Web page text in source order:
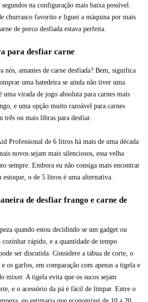
na configuração mais baixa possível.
churrasco favorito e liguei a máquina por mais
de porco desfiada estava perfeita.
para desfiar carne
nós, amantes de carne desfiada? Bem, significa
uma batedeira se ainda não tiver uma.
uma virada de jogo absoluta para carnes mais
e uma opção muito razoável para carnes
três ou mais libras para desfiar.
Professional de 6 litros há mais de uma década
novos sejam mais silenciosos, essa velha
sempre. Embora eu não consiga mais encontrar
o de 5 litros é uma alternativa.
de desfiar frango e carne de
quando estou decidindo se um gadget ou
rápido, e a quantidade de tempo
ser discutida. Considere a tábua de corte, o
os garfos, em comparação com apenas a tigela e
mixer. A tigela evita que os sucos sejam
e o acessório da pá é fácil de limpar. Entre o